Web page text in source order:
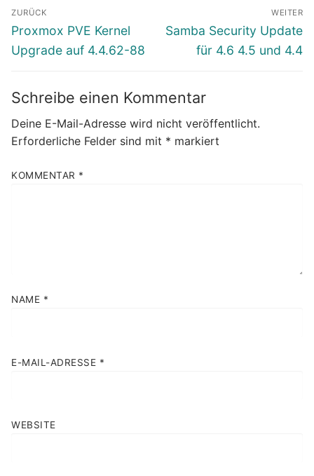
Beitragsnavigation
ZURÜCK
Vorheriger
Beitrag:
Proxmox PVE Kernel
Upgrade auf 4.4.62-88
WEITER
Nächster
Beitrag:
Samba Security Update
für 4.6 4.5 und 4.4
Schreibe einen Kommentar
Deine E-Mail-Adresse wird nicht veröffentlicht.
Erforderliche Felder sind mit * markiert
KOMMENTAR *
NAME *
E-MAIL-ADRESSE *
WEBSITE